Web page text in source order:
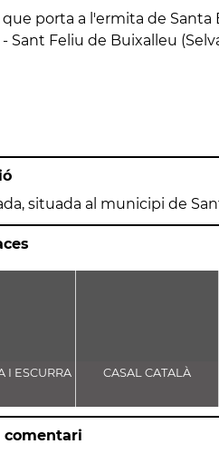
porta a l'ermita de Santa
Sant Feliu de Buixalleu
situada al municipi de
I ESCURRA CASAL CATALÀ
comentari